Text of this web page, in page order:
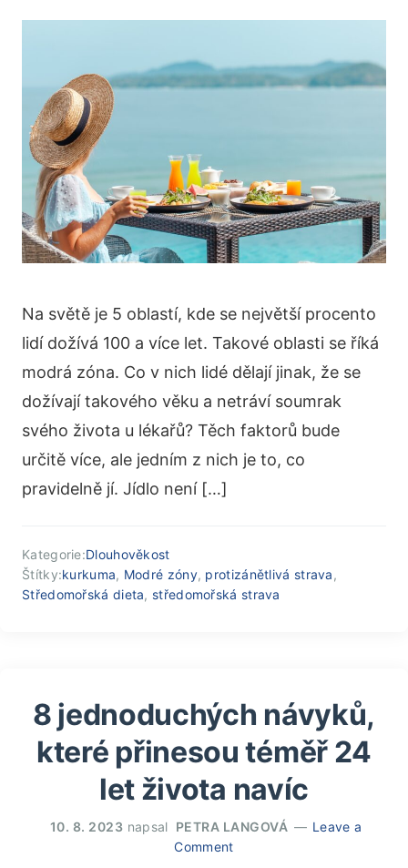
Na světě je 5 oblastí, kde se největší procento
lidí dožívá 100 a více let. Takové oblasti se říká
modrá zóna. Co v nich lidé dělají jinak, že se
dožívají takového věku a netráví soumrak
svého života u lékařů? Těch faktorů bude
určitě více, ale jedním z nich je to, co
pravidelně jí. Jídlo není […]
Kategorie:Dlouhověkost
Štítky:kurkuma, Modré zóny, protizánětlivá strava,
Středomořská dieta, středomořská strava
8 jednoduchých návyků,
které přinesou téměř 24
let života navíc
10. 8. 2023 napsal PETRA LANGOVÁ
Leave a
Comment